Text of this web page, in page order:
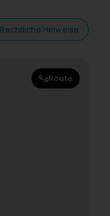
Rechtliche Hinweise
Route